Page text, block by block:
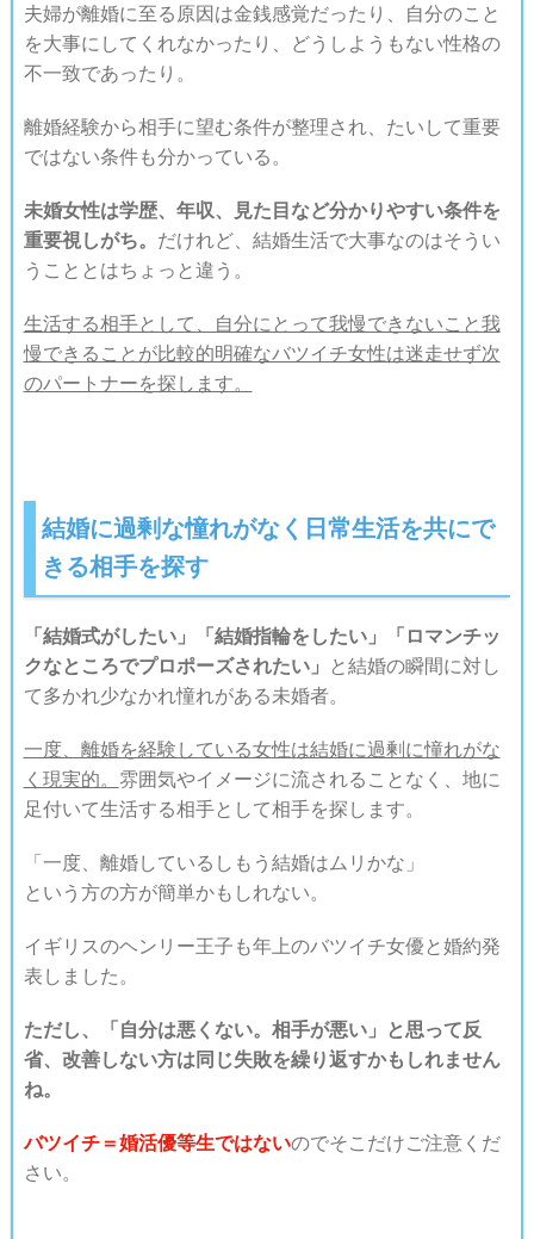
夫婦が離婚に至る原因は金銭感覚だったり、自分のこと
を大事にしてくれなかったり、どうしようもない性格の
不一致であったり。
離婚経験から相手に望む条件が整理され、たいして重要
ではない条件も分かっている。
未婚女性は学歴、年収、見た目など分かりやすい条件を
重要視しがち。 だけれど、結婚生活で大事なのはそうい
うこととはちょっと違う。
生活する相手として、自分にとって我慢できないこと我
慢できることが比較的明確なバツイチ女性は迷走せず次
のパートナーを探します。
結婚に過剰な憧れがなく日常生活を共にで
きる相手を探す
「結婚式がしたい」「結婚指輪をしたい」「ロマンチッ
クなところでプロポーズされたい」
と結婚の瞬間に対し
て多かれ少なかれ憧れがある未婚者。
一度、離婚を経験している女性は結婚に過剰に憧れがな
く現実的。 雰囲気やイメージに流されることなく、地に
足付いて生活する相手として相手を探します。
「一度、離婚しているしもう結婚はムリかな」
という方の方が簡単かもしれない。
イギリスのヘンリー王子も年上のバツイチ女優と婚約発
表しました。
ただし、「自分は悪くない。相手が悪い」と思って反
省、改善しない方は同じ失敗を繰り返すかもしれません
ね。
バツイチ＝婚活優等生ではないのでそこだけご注意くだ
さい。